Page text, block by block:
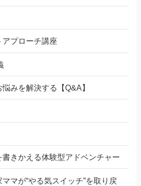
アプローチ講座
みを解決する【Q&A】
書きかえる体験型アドベンチャー
マが“やる気スイッチ”を取り戻